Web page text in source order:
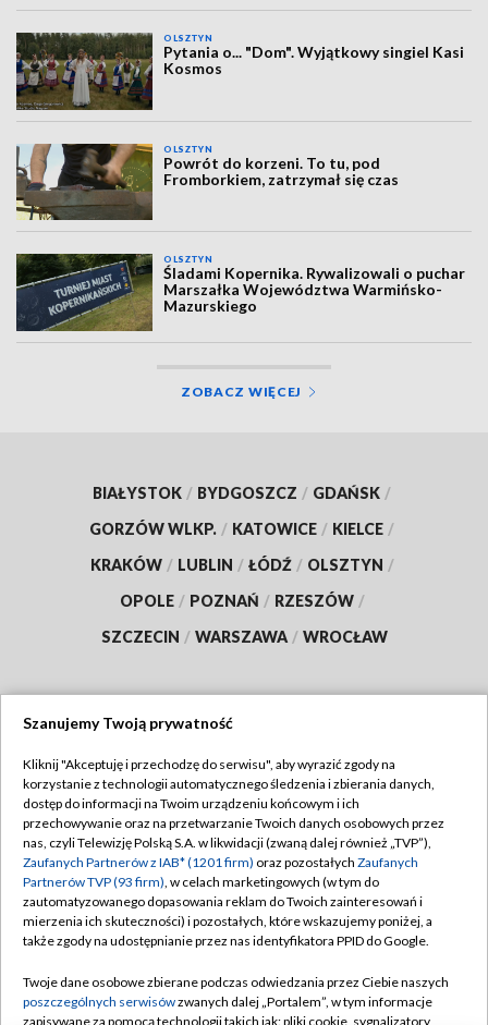
OLSZTYN
Pytania o... "Dom". Wyjątkowy singiel Kasi
Kosmos
OLSZTYN
Powrót do korzeni. To tu, pod
Fromborkiem, zatrzymał się czas
OLSZTYN
Śladami Kopernika. Rywalizowali o puchar
Marszałka Województwa Warmińsko-
Mazurskiego
ZOBACZ WIĘCEJ
BIAŁYSTOK / BYDGOSZCZ / GDAŃSK /
GORZÓW WLKP. / KATOWICE / KIELCE /
KRAKÓW / LUBLIN / ŁÓDŹ / OLSZTYN /
OPOLE / POZNAŃ / RZESZÓW /
SZCZECIN / WARSZAWA / WROCŁAW
TVP
Abonament TVP
Emisja w TVP
Centrum informacji TVP
Naziemna Telewizja Cyfrowa
Rada Programowa
Regulamin TVP
Polityka prywatności
Moje zgody
Pomoc
Kontakt
Szanujemy Twoją prywatność
Kliknij "Akceptuję i przechodzę do serwisu", aby wyrazić zgody na
korzystanie z technologii automatycznego śledzenia i zbierania danych,
dostęp do informacji na Twoim urządzeniu końcowym i ich
przechowywanie oraz na przetwarzanie Twoich danych osobowych przez
nas, czyli Telewizję Polską S.A. w likwidacji (zwaną dalej również „TVP”),
Zaufanych Partnerów z IAB* (1201 firm) oraz pozostałych Zaufanych
Partnerów TVP (93 firm), w celach marketingowych (w tym do
zautomatyzowanego dopasowania reklam do Twoich zainteresowań i
mierzenia ich skuteczności) i pozostałych, które wskazujemy poniżej, a
także zgody na udostępnianie przez nas identyfikatora PPID do Google.
Twoje dane osobowe zbierane podczas odwiedzania przez Ciebie naszych
poszczególnych serwisówzwanych dalej „Portalem”, w tym informacje
zapisywane za pomocą technologii takich jak: pliki cookie, sygnalizatory